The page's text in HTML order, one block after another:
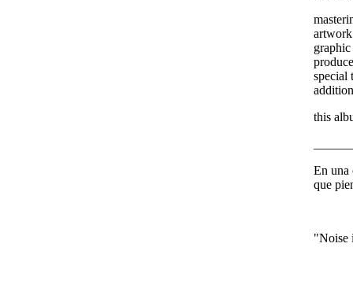
special
this
En una
que
"Noise